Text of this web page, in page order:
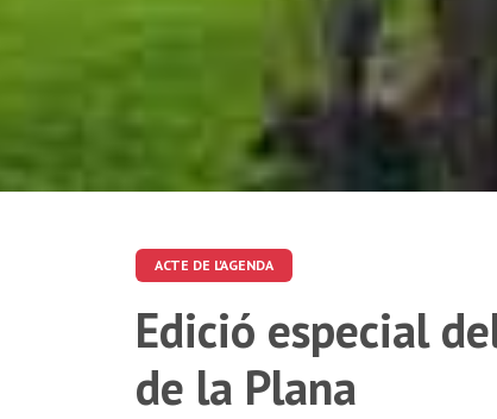
ACTE DE L'AGENDA
Edició especial
de la Plana